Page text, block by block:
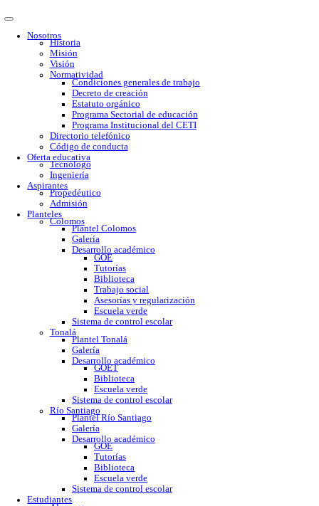
Nosotros
Historia
Misión
Visión
Normatividad
Condiciones generales de trabajo
Decreto de creación
Estatuto orgánico
Programa Sectorial de educación
Programa Institucional del CETI
Directorio telefónico
Código de conducta
Oferta educativa
Tecnólogo
Ingeniería
Aspirantes
Propedéutico
Admisión
Colomos
Plantel Colomos
Galería
Desarrollo académico
GOE
Tutorías
Trabajo social
Asesorías y regularización
Escuela verde
Sistema de control escolar
Tonalá
Plantel Tonalá
Galería
Desarrollo académico
GOET
Biblioteca
Escuela verde